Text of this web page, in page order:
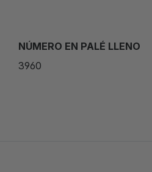
NÚMERO EN PALÉ LLENO
3960